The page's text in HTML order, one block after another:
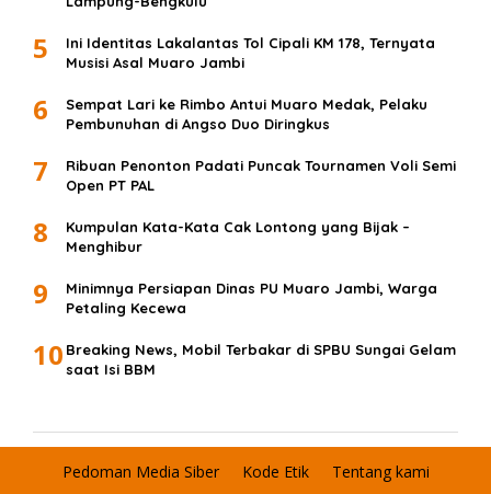
5
Ini Identitas Lakalantas Tol Cipali KM 178, Ternyata
Musisi Asal Muaro Jambi
6
Sempat Lari ke Rimbo Antui Muaro Medak, Pelaku
Pembunuhan di Angso Duo Diringkus
7
Ribuan Penonton Padati Puncak Tournamen Voli Semi
Open PT PAL
8
Kumpulan Kata-Kata Cak Lontong yang Bijak –
Menghibur
9
Minimnya Persiapan Dinas PU Muaro Jambi, Warga
Petaling Kecewa
10 Breaking News, Mobil Terbakar di SPBU Sungai Gelam
saat Isi BBM
Pedoman Media Siber Kode Etik
Tentang kami